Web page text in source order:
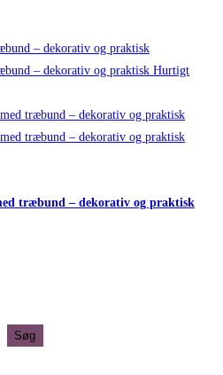
Hurtigt
træbund – dekorativ og praktisk
Søg